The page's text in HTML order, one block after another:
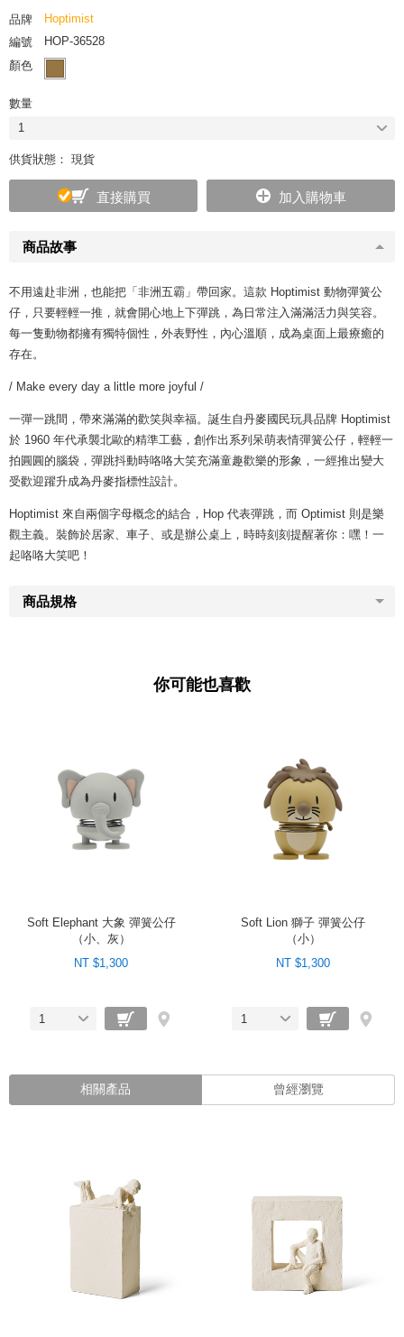
商品故事
不用遠赴非洲，也能把「非洲五霸」帶回家。這款 Hoptimist 動物彈簧公
仔，只要輕輕一推，就會開心地上下彈跳，為日常注入滿滿活力與笑容。
每一隻動物都擁有獨特個性，外表野性，內心溫順，成為桌面上最療癒的
存在。
/ Make every day a little more joyful /
一彈一跳間，帶來滿滿的歡笑與幸福。誕生自丹麥國民玩具品牌 Hoptimist
於 1960 年代承襲北歐的精準工藝，創作出系列呆萌表情彈簧公仔，輕輕一
拍圓圓的腦袋，彈跳抖動時咯咯大笑充滿童趣歡樂的形象，一經推出變大
受歡迎躍升成為丹麥指標性設計。
Hoptimist 來自兩個字母概念的結合，Hop 代表彈跳，而 Optimist 則是樂
觀主義。裝飾於居家、車子、或是辦公桌上，時時刻刻提醒著你：嘿！一
起咯咯大笑吧！
商品規格
品牌
Hoptimist
編號
HOP-36528
顏色
數量
1
供貨狀態： 現貨
直接購買 加入購物車
你可能也喜歡
Soft Elephant 大象 彈簧公仔
（小、灰）
NT $1,300
1
Soft Lion 獅子 彈簧公仔
（小）
NT $1,300
1
相關產品 曾經瀏覽